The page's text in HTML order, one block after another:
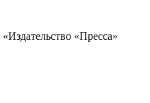
«Пресса»